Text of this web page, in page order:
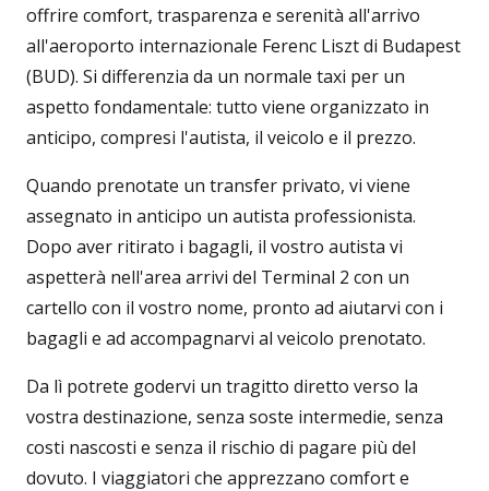
offrire comfort, trasparenza e serenità all'arrivo
all'aeroporto internazionale Ferenc Liszt di Budapest
(BUD). Si differenzia da un normale taxi per un
aspetto fondamentale: tutto viene organizzato in
anticipo, compresi l'autista, il veicolo e il prezzo.
Quando prenotate un transfer privato, vi viene
assegnato in anticipo un autista professionista.
Dopo aver ritirato i bagagli, il vostro autista vi
aspetterà nell'area arrivi del Terminal 2 con un
cartello con il vostro nome, pronto ad aiutarvi con i
bagagli e ad accompagnarvi al veicolo prenotato.
Da lì potrete godervi un tragitto diretto verso la
vostra destinazione, senza soste intermedie, senza
costi nascosti e senza il rischio di pagare più del
dovuto. I viaggiatori che apprezzano comfort e